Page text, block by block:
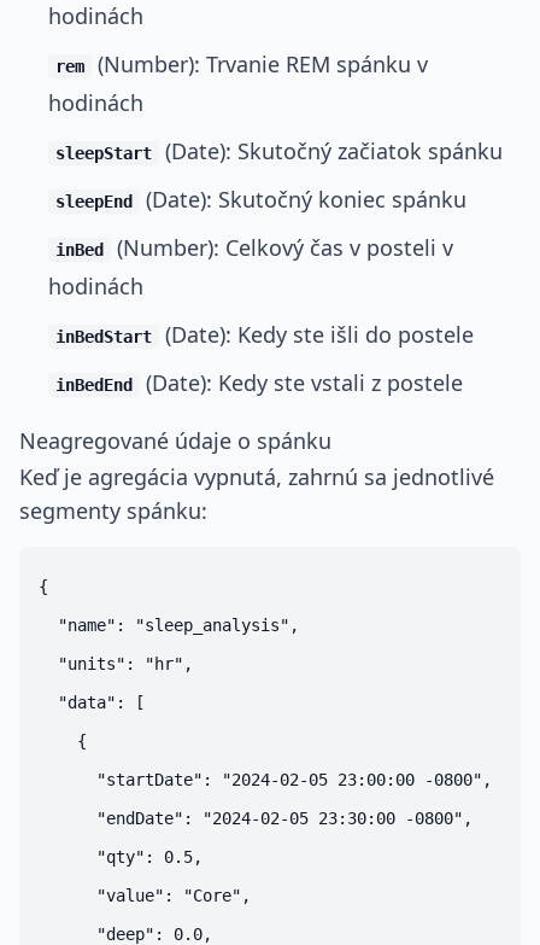
hodinách
rem
(Number): Trvanie REM spánku v
hodinách
sleepStart (Date): Skutočný začiatok spánku
sleepEnd (Date): Skutočný koniec spánku
inBed
(Number): Celkový čas v posteli v
hodinách
inBedStart (Date): Kedy ste išli do postele
inBedEnd
(Date): Kedy ste vstali z postele
Neagregované údaje o spánku
Keď je agregácia vypnutá, zahrnú sa jednotlivé
segmenty spánku:
{
  "name": "sleep_analysis",
  "units": "hr",
  "data": [
    {
      "startDate": "2024-02-05 23:00:00 -0800",
      "endDate": "2024-02-05 23:30:00 -0800",
      "qty": 0.5,
      "value": "Core",
      "deep": 0.0,